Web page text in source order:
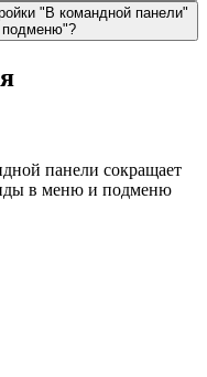
"В командной панели"
панели сокращает
в меню и подменю